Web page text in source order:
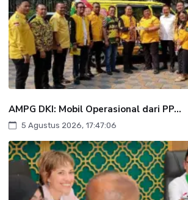
AMPG DKI: Mobil Operasional dari PP...
5 Agustus 2026, 17:47:06